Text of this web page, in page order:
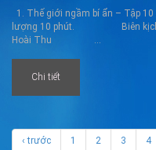
1. Thế giới ngầm bí ẩn – Tập
lượng 10 phút. Biên kịch:
Hoài Thu ...
Chi tiết
‹ trước 1 2 3 4